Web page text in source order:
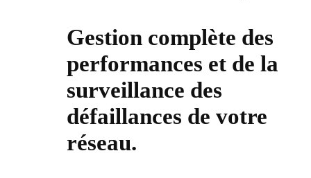
Gestion complète des
performances et de la
surveillance des
défaillances de votre
réseau.